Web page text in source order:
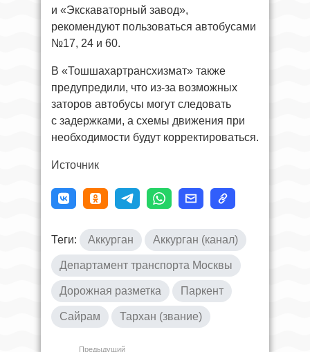
и «Экскаваторный завод»,
рекомендуют пользоваться автобусами
№17, 24 и 60.
В «Тошшахартрансхизмат» также
предупредили, что из-за возможных
заторов автобусы могут следовать
с задержками, а схемы движения при
необходимости будут корректироваться.
Источник
Теги: Аккурган Аккурган (канал)
Департамент транспорта Москвы
Дорожная разметка Паркент
Сайрам Тархан (звание)
Предыдущий